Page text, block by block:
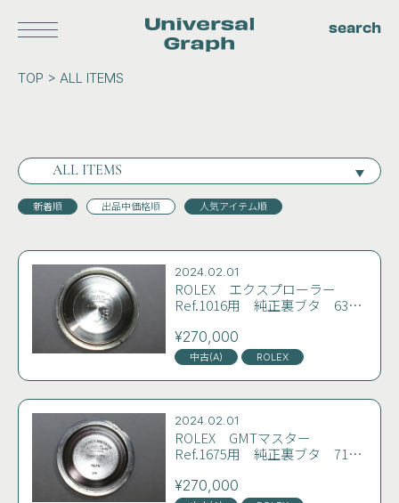
search
TOP > ALL ITEMS
新着順 出品中価格順 人気アイテム順
2024.02.01
ROLEX エクスプローラー
Ref.1016用 純正裏ブタ 63年
難 コンディション良好 業者
もしくはマニア向け
¥270,000
中古(A) ROLEX
2024.02.01
ROLEX GMTマスター
Ref.1675用 純正裏ブタ 71年
難 コンディション良好 業者
¥270,000
Log in
ALL ITEMS
AUDEMARS PIGUET BREITLING BULGARI
CARTIER CASIO CHOPARD
FRANCK MULLER CITIZEN
FREDERIQUE CONSTANT HAMILTON
JAEGER-LECOULTRE LONGINES OMEGA
PANERAI PATEK PHILIPPE
SWATCH TAGHEUER TISSOT ZENITH
OTHER